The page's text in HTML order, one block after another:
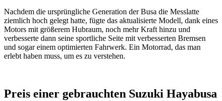
Nachdem die ursprüngliche Generation der Busa die Messlatte
ziemlich hoch gelegt hatte, fügte das aktualisierte Modell, dank eines
Motors mit größerem Hubraum, noch mehr Kraft hinzu und
verbesserte dann seine sportliche Seite mit verbesserten Bremsen
und sogar einem optimierten Fahrwerk. Ein Motorrad, das man
erlebt haben muss, um es zu verstehen.
Preis einer gebrauchten Suzuki Hayabusa